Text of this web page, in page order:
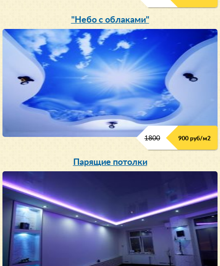
"Небо с облаками"
1800 900 руб/м2
Парящие потолки